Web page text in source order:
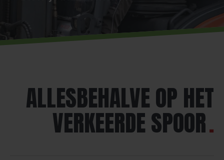
CONTACT
ALLESBEHALVE OP HET
VERKEERDE SPOOR